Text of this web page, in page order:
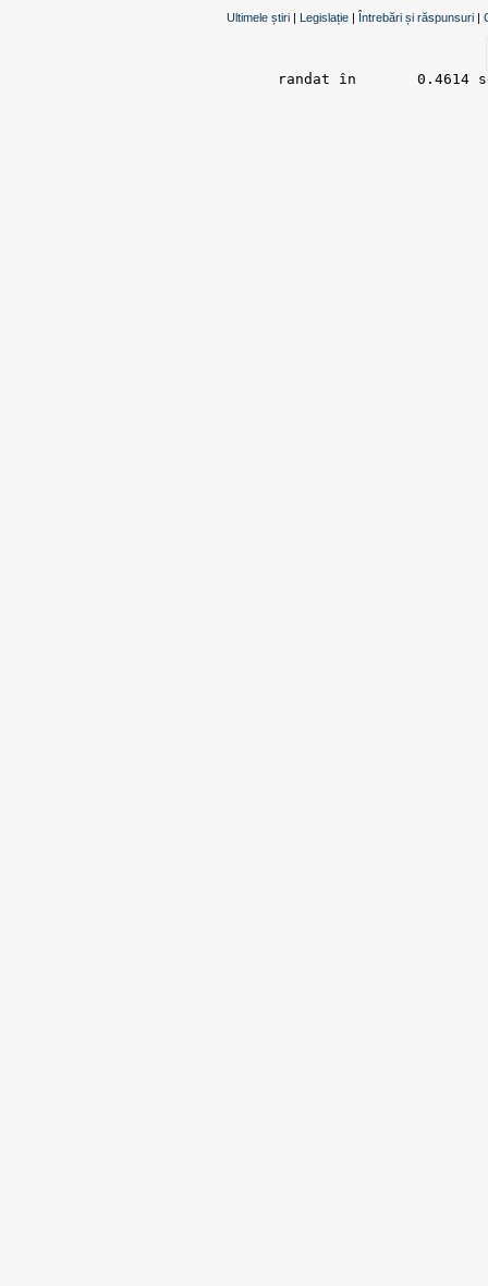
Ultimele știri | Legislație | Întrebări și răspunsuri |
randat în